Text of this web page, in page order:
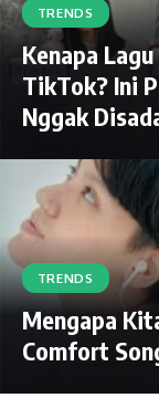
TRENDS
Kenapa
TikTok? Ini
Nggak
TRENDS
Mengapa
Comfort